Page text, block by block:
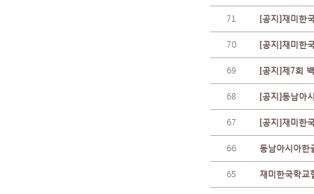
71 [공지]재미한
70 [공지]재미한
69 [공지]제7회
68 [공지]동남아
67 [공지]재미한
66 동남아시아한
65 재미한국학교